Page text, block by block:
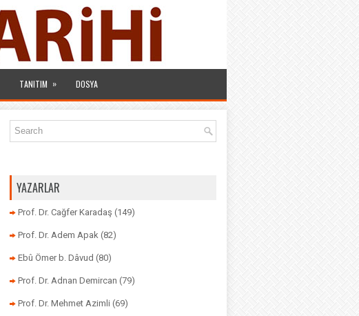
TANITIM » DOSYA
YAZARLAR
Prof. Dr. Cağfer Karadaş (149)
Prof. Dr. Adem Apak (82)
Ebû Ömer b. Dâvud (80)
Prof. Dr. Adnan Demircan (79)
Prof. Dr. Mehmet Azimli (69)